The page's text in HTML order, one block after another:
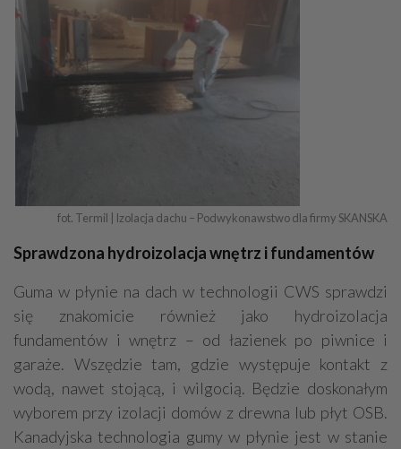
fot. Termil | Izolacja dachu – Podwykonawstwo dla firmy SKANSKA
Sprawdzona hydroizolacja wnętrz i fundamentów
Guma w płynie na dach w technologii CWS sprawdzi
się znakomicie również jako hydroizolacja
fundamentów i wnętrz – od łazienek po piwnice i
garaże. Wszędzie tam, gdzie występuje kontakt z
wodą, nawet stojącą, i wilgocią. Będzie doskonałym
wyborem przy izolacji domów z drewna lub płyt OSB.
Kanadyjska technologia gumy w płynie jest w stanie